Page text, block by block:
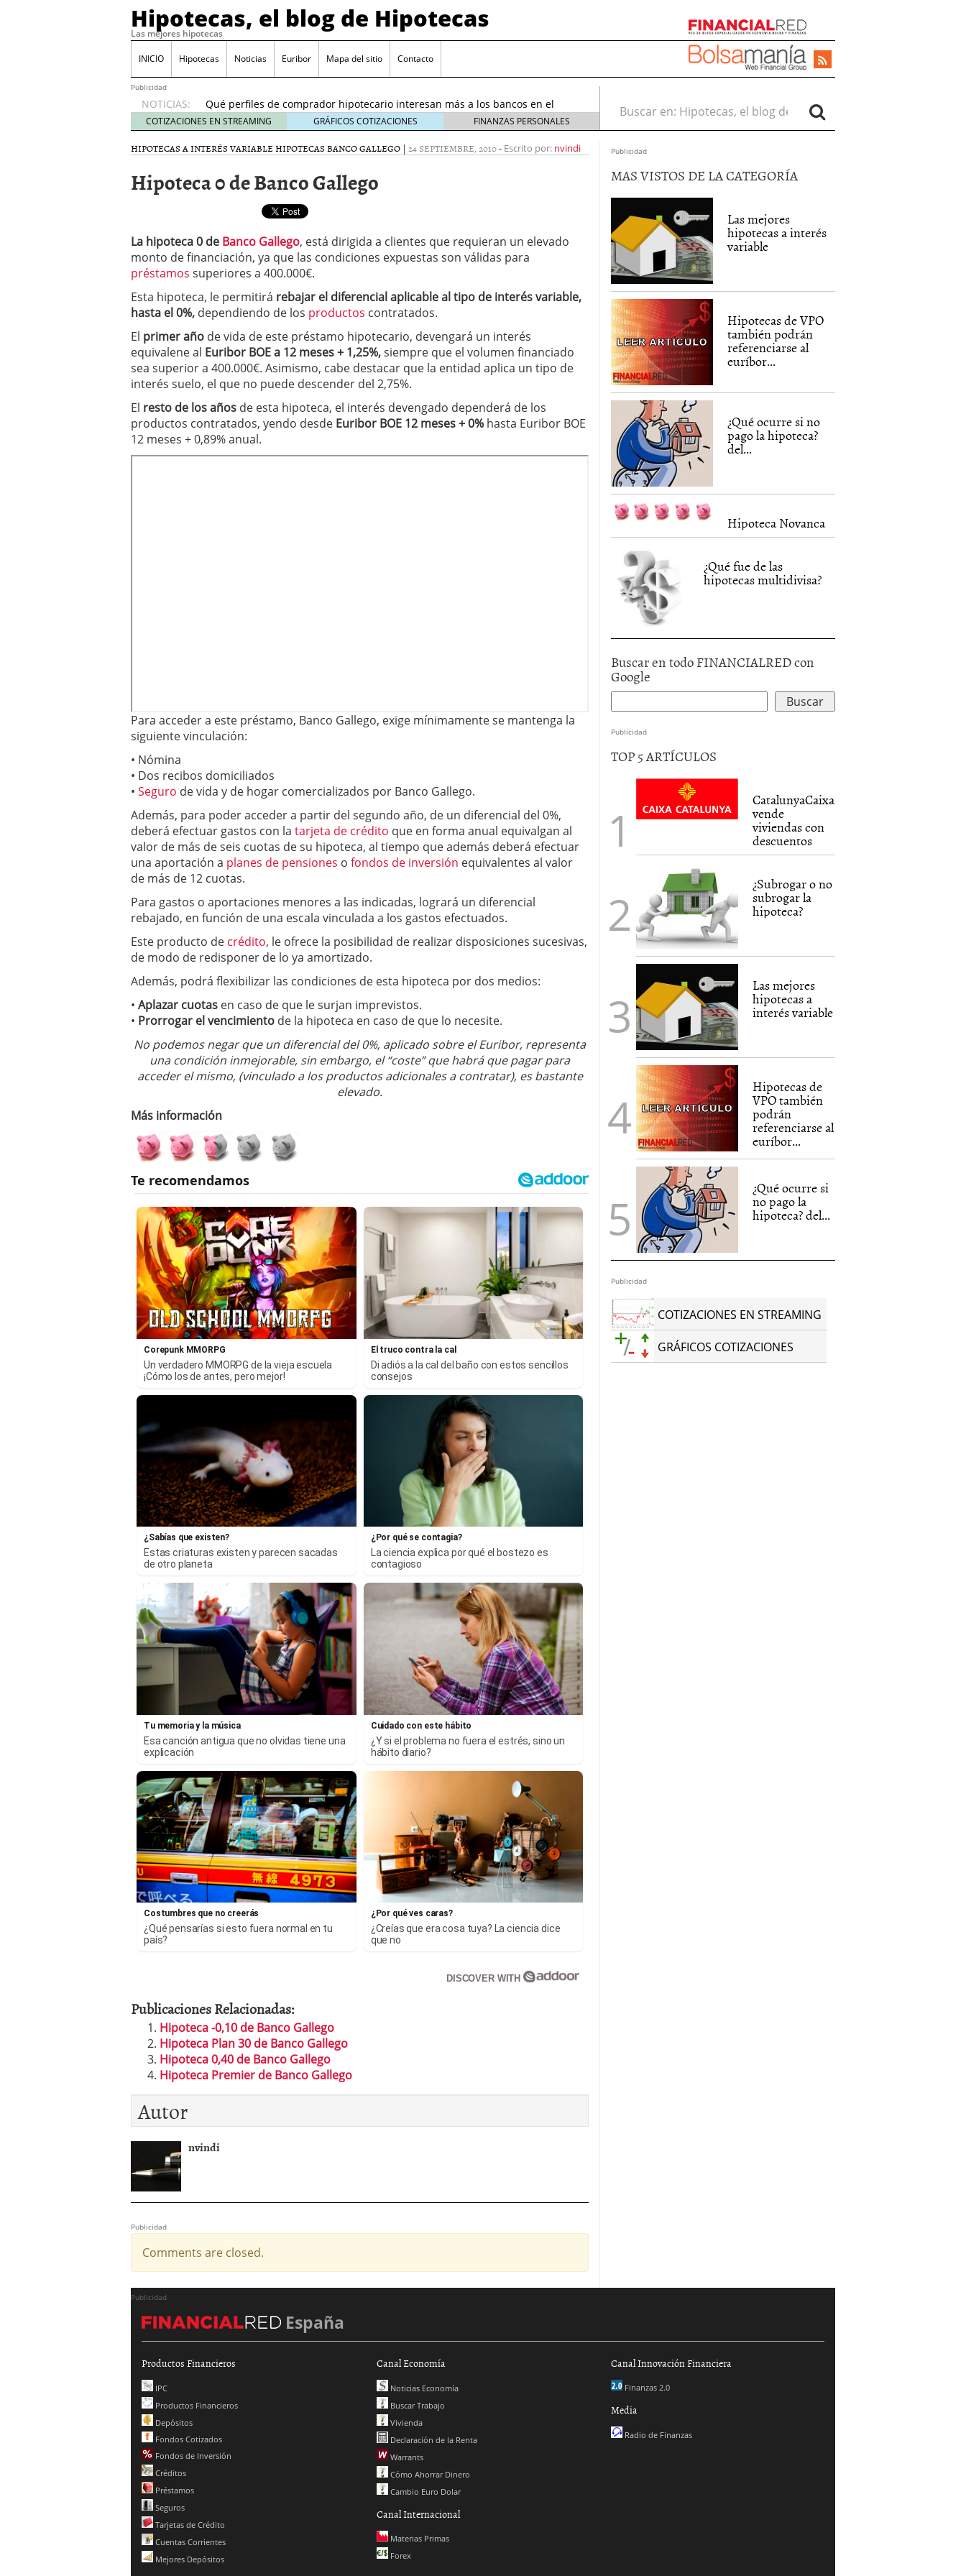
Hipotecas, el blog de Hipotecas
Las mejores hipotecas
INICIO Hipotecas Noticias Euribor Mapa del sitio Contacto
Publicidad
NOTICIAS:
Previsión del euríbor 2026: analistas sitúan el índice entre 2,25 % y 2,30 %
durante el año 06/01/2026
El Banco de España alerta sobre el sobreendeudamiento inmobiliario
Qué perfiles de comprador hipotecario interesan más a los bancos en el
inicio de 2026
21/01/2026
Hipotecas para no residentes en España: requisitos y condiciones actuales
17/01/2026
España? 12/01/2026
Previsión del euríbor 2026: analistas sitúan el índice entre 2,25 % y 2,30 %
durante el año 06/01/2026
24/01/2026
COTIZACIONES EN STREAMING GRÁFICOS COTIZACIONES FINANZAS PERSONALES
Buscar en:
HIPOTECAS A INTERÉS VARIABLE HIPOTECAS BANCO GALLEGO | 24 SEPTIEMBRE, 2010- Escrito por: nvindi
Hipoteca 0 de Banco Gallego
La hipoteca 0 de Banco Gallego, está dirigida a clientes que requieran un elevado
monto de financiación, ya que las condiciones expuestas son válidas para
préstamos superiores a 400.000€.
Esta hipoteca, le permitirá rebajar el diferencial aplicable al tipo de interés variable,
hasta el 0%, dependiendo de los productos contratados.
El primer año de vida de este préstamo hipotecario, devengará un interés
equivalene al Euribor BOE a 12 meses + 1,25%,siempre que el volumen financiado
sea superior a 400.000€. Asimismo, cabe destacar que la entidad aplica un tipo de
interés suelo, el que no puede descender del 2,75%.
El resto de los años de esta hipoteca, el interés devengado dependerá de los
productos contratados, yendo desde Euribor BOE 12 meses + 0% hasta Euribor BOE
12 meses + 0,89% anual.
Para acceder a este préstamo, Banco Gallego, exige mínimamente se mantenga la
siguiente vinculación:
• Nómina
• Dos recibos domiciliados
• Seguro de vida y de hogar comercializados por Banco Gallego.
Además, para poder acceder a partir del segundo año, de un diferencial del 0%,
deberá efectuar gastos con la tarjeta de crédito que en forma anual equivalgan al
valor de más de seis cuotas de su hipoteca, al tiempo que además deberá efectuar
una aportación a planes de pensiones o fondos de inversión equivalentes al valor
de más de 12 cuotas.
Para gastos o aportaciones menores a las indicadas, logrará un diferencial
rebajado, en función de una escala vinculada a los gastos efectuados.
Este producto de crédito, le ofrece la posibilidad de realizar disposiciones sucesivas,
de modo de redisponer de lo ya amortizado.
Además, podrá flexibilizar las condiciones de esta hipoteca por dos medios:
• Aplazar cuotas en caso de que le surjan imprevistos.
• Prorrogar el vencimiento de la hipoteca en caso de que lo necesite.
No podemos negar que un diferencial del 0%, aplicado sobre el Euribor, representa
una condición inmejorable, sin embargo, el “coste” que habrá que pagar para
acceder el mismo, (vinculado a los productos adicionales a contratar), es bastante
elevado.
Más información
Corepunk MMORPG
Un verdadero MMORPG de la vieja escuela
¡Cómo los de antes, pero mejor!
El truco contra la cal
Di adiós a la cal del baño con estos sencillos
consejos
¿Sabías que existen?
Estas criaturas existen y parecen sacadas
de otro planeta
¿Por qué se contagia?
La ciencia explica por qué el bostezo es
contagioso
Tu memoria y la música
Esa canción antigua que no olvidas tiene una
explicación
Cuidado con este hábito
¿Y si el problema no fuera el estrés, sino un
hábito diario?
Costumbres que no creerás
¿Qué pensarías si esto fuera normal en tu
país?
¿Por qué ves caras?
¿Creías que era cosa tuya? La ciencia dice
que no
DISCOVER WITH
Publicaciones Relacionadas:
Hipoteca -0,10 de Banco Gallego
Hipoteca Plan 30 de Banco Gallego
Hipoteca 0,40 de Banco Gallego
Hipoteca Premier de Banco Gallego
Autor
nvindi
Publicidad
Comments are closed.
Publicidad
MAS VISTOS DE LA CATEGORÍA
Las mejores
hipotecas a interés
variable
Hipotecas de VPO
también podrán
referenciarse al
euríbor...
¿Qué ocurre si no
pago la hipoteca?
del...
Hipoteca Novanca
¿Qué fue de las
hipotecas multidivisa?
Buscar en todo FINANCIALRED con
Google
Publicidad
TOP 5 ARTÍCULOS
CatalunyaCaixa
vende
viviendas con
descuentos
¿Subrogar o no
subrogar la
hipoteca?
Las mejores
hipotecas a
interés variable
Hipotecas de
VPO también
podrán
referenciarse al
euríbor...
¿Qué ocurre si
no pago la
hipoteca? del...
Publicidad
COTIZACIONES EN STREAMING
GRÁFICOS COTIZACIONES
Publicidad
España
Productos Financieros
IPC
Productos Financieros
Depósitos
Fondos Cotizados
Fondos de Inversión
Créditos
Préstamos
Seguros
Tarjetas de Crédito
Cuentas Corrientes
Mejores Depósitos
Canal Economía
Noticias Economía
Buscar Trabajo
Vivienda
Declaración de la Renta
Warrants
Cómo Ahorrar Dinero
Cambio Euro Dolar
Canal Internacional
Materias Primas
Forex
Canal Innovación Financiera
Finanzas 2.0
Media
Radio de Finanzas